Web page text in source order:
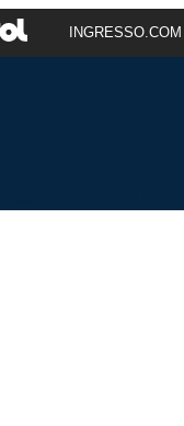
INGRESSO.COM